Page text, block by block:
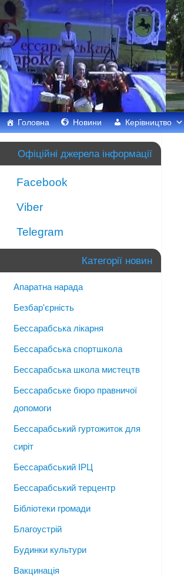
Головна Новини Керівництво
Офіційні джерела інформації
Facebook
Viber
Telegram
Категорії новин
Апаратна нарада
Безбар'єрність
Бессарабська лікарня
Бессарабська спортшкола
Бессарабська школа мистецтв
Бессарабське бюро правничої
допомоги
Бессарабський гуртожиток для
сиріт
Бессарабський ІРЦ
Бессарабський терцентр
Бібліотеки громади
Благоустрій
Будинки культури
Вакцинація